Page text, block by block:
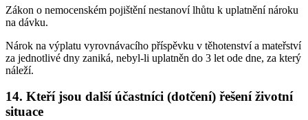
Zákon o nemocenském pojištění nestanoví lhůtu k uplatnění nároku
na dávku.
Nárok na výplatu vyrovnávacího příspěvku v těhotenství a mateřství
za jednotlivé dny zaniká, nebyl-li uplatněn do 3 let ode dne, za který
náleží.
14. Kteří jsou další účastníci (dotčení) řešení životní
situace